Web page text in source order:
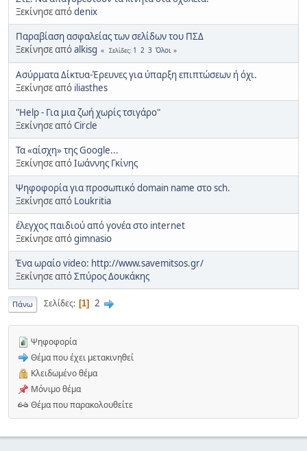
Ξεκίνησε απόdenix
Παραβίαση ασφαλείας των σελίδων του ΠΣΔ
Ξεκίνησε απόalkisg Σελίδες 1 2 3 Όλοι
Ασύρματα Δίκτυα-Έρευνες για ύπαρξη επιπτώσεων ή όχι.
Ξεκίνησε από iliasthes
"Help - Για μια ζωή χωρίς τσιγάρο"
Ξεκίνησε απόCircle
Τα «αίσχη» της Google...
Ξεκίνησε απόΙωάννης Γκίνης
Ψηφοφορία για προσωπικό domain name στο sch.
Ξεκίνησε από Loukritia
έλεγχος παιδιού από γονέα στο internet
Ξεκίνησε απόgimnasio
Ένα ωραίο video: http://www.savemitsos.gr/
Ξεκίνησε απόΣπύρος Δουκάκης
Πάνω Σελίδες 1 2
Ψηφοφορία
Θέμα που έχει μετακινηθεί
Κλειδωμένο θέμα
Μόνιμο θέμα
Θέμα που παρακολουθείτε